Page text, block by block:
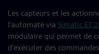
Les capteurs et les
l'automate via Simatic ET
modulaire qui permet de
d'exécuter des